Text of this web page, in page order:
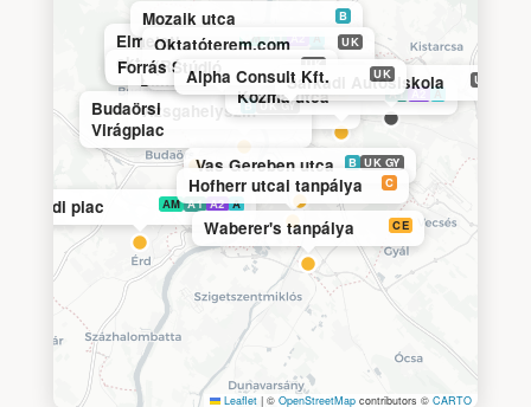
AM A1
B
Elméleti
oktatás
AM A1 A2
B C CE
Elméleti
vizsgahelyszín
B UK GY
Budaörsi
Virágpiac
B UK GY
Vas Gereben utca
B
Mozaik utca
A1 A2 A
Kozma utca
AM A1 A2 A
Érdi piac
C
Hofherr utcai tanpálya
CE
Waberer's tanpálya
Oktatóterem.com
UK
Oktatóterem.com
(Révay)
UK
Forrás Stúdió
UK
Sarkadi Autósiskola
UK
Alpha Consult Kft.
Leaflet | ©OpenStreetMap contributors ©CARTO